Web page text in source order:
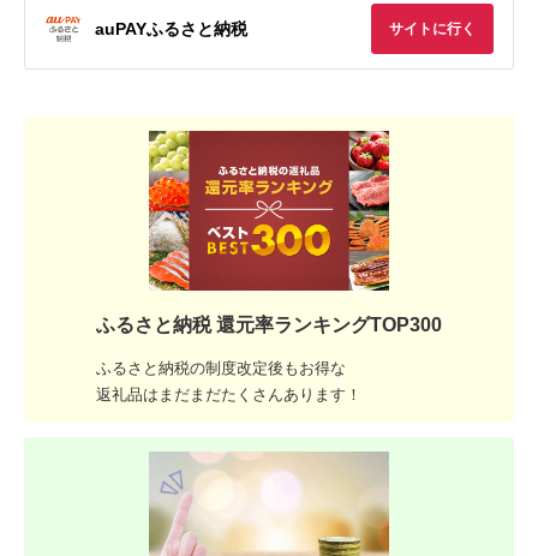
auPAYふるさと納税 サイトに行く
ふるさと納税 還元率ランキングTOP300
ふるさと納税の制度改定後もお得な
返礼品はまだまだたくさんあります！